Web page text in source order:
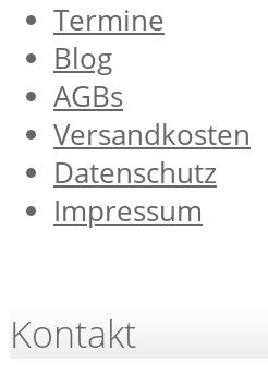
Termine
Blog
AGBs
Versandkosten
Datenschutz
Impressum
Kontakt